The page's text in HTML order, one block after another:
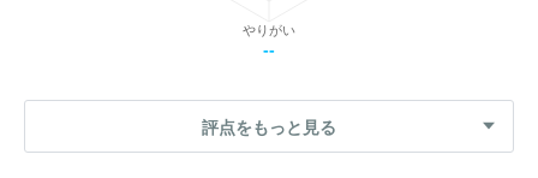
やりがい
--
評点をもっと見る